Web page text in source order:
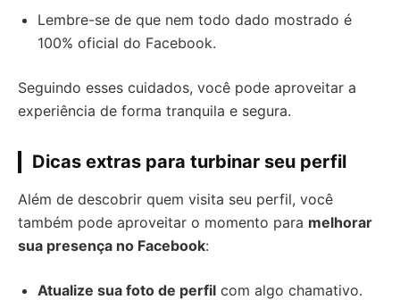
Lembre-se de que nem todo dado mostrado é
100% oficial do Facebook.
Seguindo esses cuidados, você pode aproveitar a
experiência de forma tranquila e segura.
Dicas extras para turbinar seu perfil
Além de descobrir quem visita seu perfil, você
também pode aproveitar o momento para melhorar
sua presença no Facebook:
Atualize sua foto de perfil com algo chamativo.